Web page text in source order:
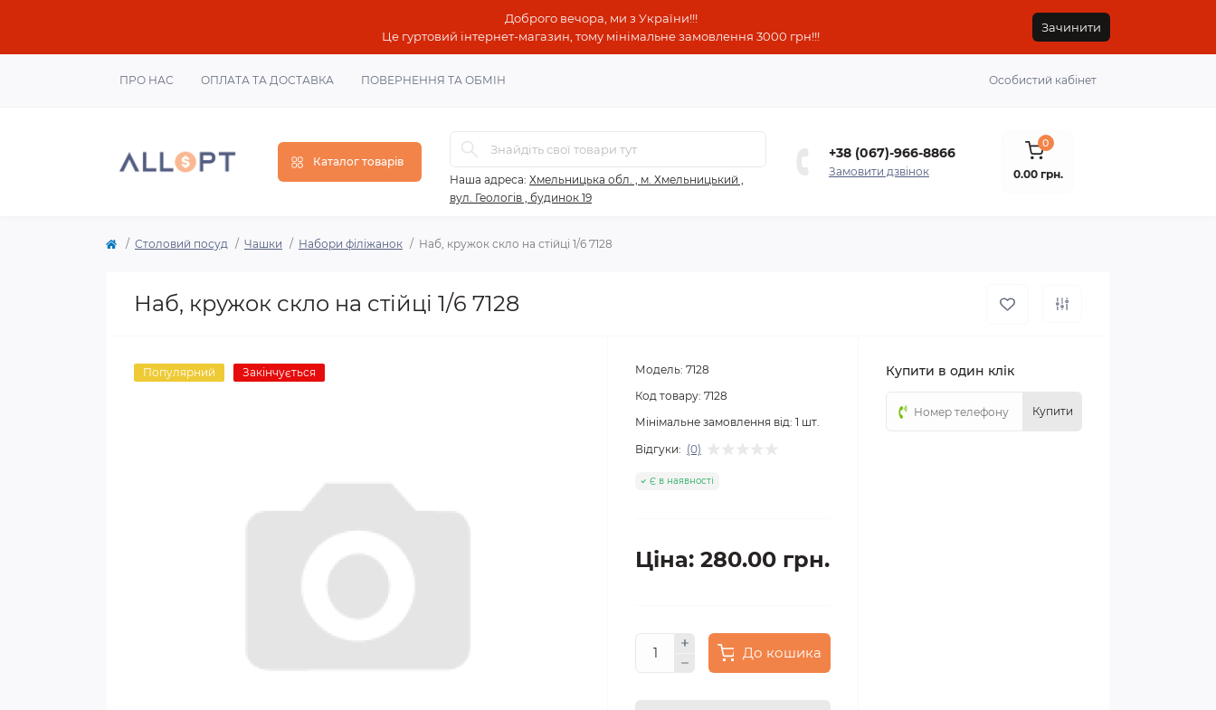
Доброго вечора, ми з України!!!
Це гуртовий інтернет-магазин, тому мінімальне замовлення 3000 грн!!!
Зачинити
ПРО НАС ОПЛАТА ТА ДОСТАВКА ПОВЕРНЕННЯ ТА ОБМІН Особистий кабінет
Каталог товарів
Наша адреса: Хмельницька обл. , м. Хмельницький ,
вул. Геологів , будинок 19
+38 (067)-966-8866
Замовити дзвінок
0
0.00 грн.
Столовий посуд Чашки Набори філіжанок Наб, кружок скло на стійці 1/6 7128
Наб, кружок скло на стійці 1/6 7128
Популярний Закінчується Модель: 7128
Код товару: 7128
Мінімальне замовлення від: 1 шт.
Відгуки: (0)
Є в наявності
Ціна: 280.00 грн.
До кошика
Купити в один клік
Купити